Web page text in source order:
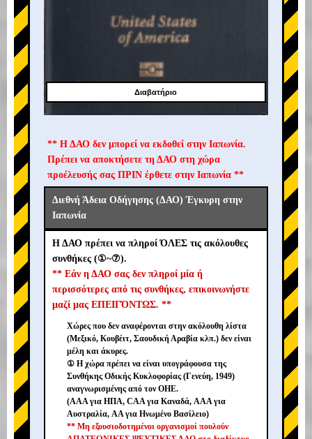
Διαβατήριο
** Η ΔΑΟ δεν μπορεί να εκδοθεί στην Ιαπωνία.
Πρέπει να αποκτήσετε τη ΔΑΟ στη χώρα
προέλευσής σας ΠΡΙΝ έρθετε στην Ιαπωνία **
Διεθνή Άδεια Οδήγησης (ΔΑΟ) Έγκυρη στην
Ιαπωνία
Η ΔΑΟ πρέπει να πληροί ΌΛΕΣ τις ακόλουθες
συνθήκες (①~⑦).
** Εάν η ΔΑΟ σας δεν πληροί μία ή
περισσότερες από τις συνθήκες, επικοινωνήστε
μαζί μας ΕΠΕΙΓΌΝΤΩΣ. **
Χώρες που δεν αναφέρονται στην ακόλουθη λίστα
(Μεξικό, Κουβέιτ, Σαουδική Αραβία κλπ.) δεν είναι
μέλη και άκυρες.
① Η χώρα πρέπει να είναι υπογράφουσα της
Συνθήκης Οδικής Κυκλοφορίας (Γενεύη, 1949)
αναγνωρισμένης από τον ΟΗΕ.
(AAA για ΗΠΑ, CAA για Καναδά, AAA για
Αυστραλία, AA για Ηνωμένο Βασίλειο)
** Μη εξουσιοδοτημένοι οργανισμοί πουλούν